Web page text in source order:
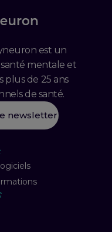
est un
mentale et
plus de 25 ans
de santé.
newsletter